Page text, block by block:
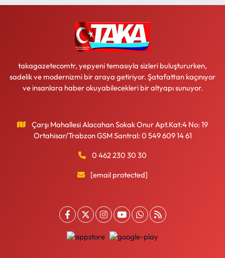
takagazetecomtr, yepyeni temasıyla sizleri buluştururken,
sadelik ve modernizmi bir araya getiriyor. Şatafattan kaçınıyor
ve insanlara haber okuyabilecekleri bir altyapı sunuyor.
Çarşı Mahallesi Alacahan Sokak Onur Apt.Kat:4 No: 19
Ortahisar/Trabzon GSM Santral: 0 549 609 14 61
0 462 230 30 30
[email protected]